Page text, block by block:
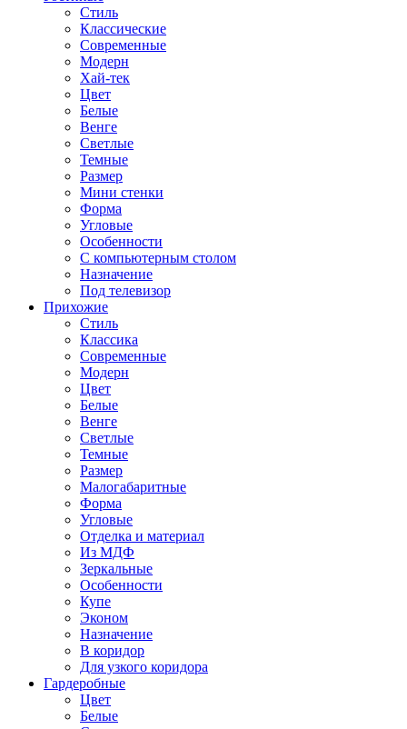
Стиль
Классические
Современные
Модерн
Хай-тек
Цвет
Белые
Венге
Светлые
Темные
Размер
Мини стенки
Форма
Угловые
Особенности
С компьютерным столом
Назначение
Под телевизор
Прихожие
Стиль
Классика
Современные
Модерн
Цвет
Белые
Венге
Светлые
Темные
Размер
Малогабаритные
Форма
Угловые
Отделка и материал
Из МДФ
Зеркальные
Особенности
Купе
Эконом
Назначение
В коридор
Для узкого коридора
Гардеробные
Цвет
Белые